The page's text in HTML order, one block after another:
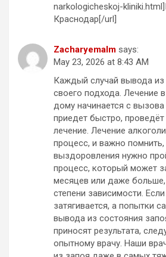
narkologicheskoj-
Краснодар[/url]
Zacharyemalm says:
May 23, 2026 at 8:43 AM
Каждый случай вывода из
своего подхода. Лечение
дому начинается с вызова
приедет быстро,
лечение. Лечение
процесс, и важно
выздоровления нужно
процесс, который может
месяцев или даже
степени зависимости.
затягивается, а попытки
вывода из состояния
приносят результата,
опытному врачу. Наши